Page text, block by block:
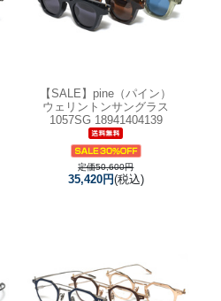
【SALE】 pine（パイン）
ウェリントンサングラス
1057SG 18941404139
定価50,600円
35,420円(税込)